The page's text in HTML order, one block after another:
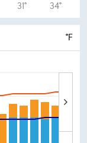
31°
34°
°F